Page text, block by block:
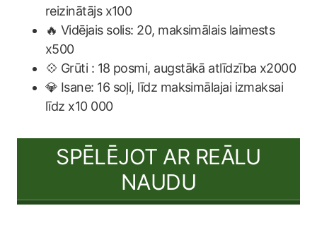
reizinātājs x100
🔥 Vidējais solis: 20, maksimālais laimests
x500
💠 Grūti : 18 posmi, augstākā atlīdzība x2000
💎 Isane: 16 soļi, līdz maksimālajai izmaksai
līdz x10 000
SPĒLĒJOT AR REĀLU
NAUDU